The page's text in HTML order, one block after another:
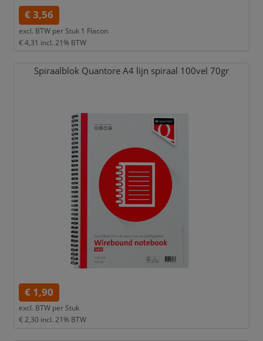
€ 3,56
excl. BTW per Stuk 1 Flacon
€ 4,31 incl. 21% BTW
Spiraalblok Quantore A4 lijn spiraal 100vel 70gr
€ 1,90
excl. BTW per Stuk
€ 2,30 incl. 21% BTW